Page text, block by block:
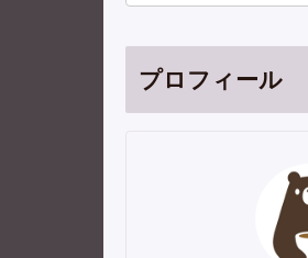
プロフィール